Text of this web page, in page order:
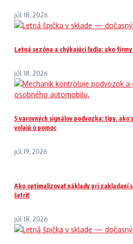
júl 18, 2026
Letná sezóna a chýbajúci ľudia: ako
júl 18, 2026
5 varovných signálov podvozka: tipy, ako
volajú o pomoc
júl 19, 2026
Ako optimalizovať náklady pri zakladaní
šetriť
júl 18, 2026